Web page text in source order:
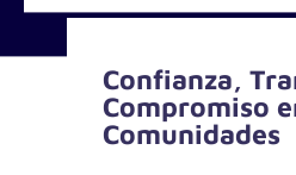
Confianza,
Compromiso
Comunidades